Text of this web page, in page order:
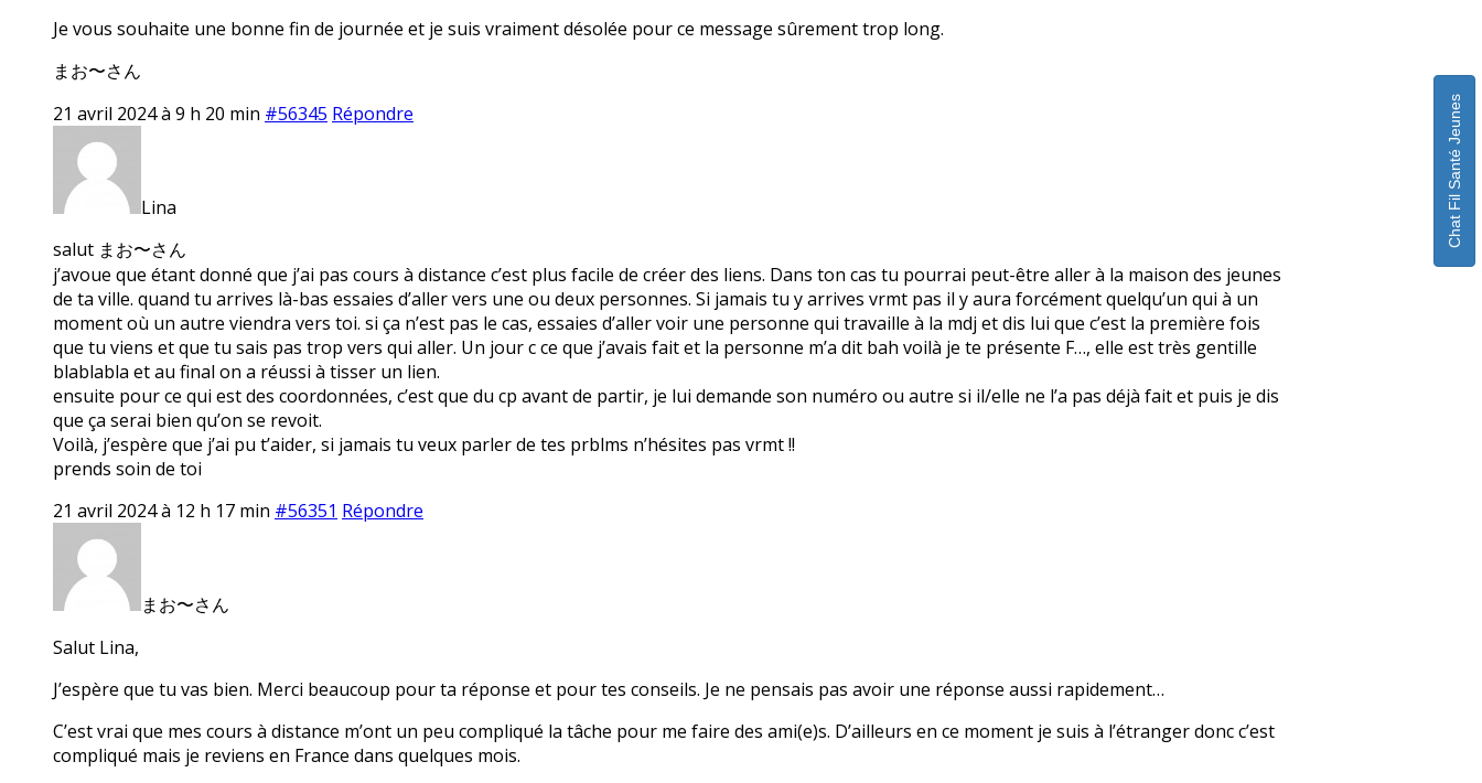
Je vous souhaite une bonne fin de journée et je suis vraiment désolée pour ce message sûrement trop long.
まお〜さん
21 avril 2024 à 9 h 20 min #56345 Répondre
Lina
salut まお〜さん
j’avoue que étant donné que j’ai pas cours à distance c’est plus facile de créer des liens. Dans ton cas tu pourrai peut-être aller à la maison des jeunes
de ta ville. quand tu arrives là-bas essaies d’aller vers une ou deux personnes. Si jamais tu y arrives vrmt pas il y aura forcément quelqu’un qui à un
moment où un autre viendra vers toi. si ça n’est pas le cas, essaies d’aller voir une personne qui travaille à la mdj et dis lui que c’est la première fois
que tu viens et que tu sais pas trop vers qui aller. Un jour c ce que j’avais fait et la personne m’a dit bah voilà je te présente F…, elle est très gentille
blablabla et au final on a réussi à tisser un lien.
ensuite pour ce qui est des coordonnées, c’est que du cp avant de partir, je lui demande son numéro ou autre si il/elle ne l’a pas déjà fait et puis je dis
que ça serai bien qu’on se revoit.
Voilà, j’espère que j’ai pu t’aider, si jamais tu veux parler de tes prblms n’hésites pas vrmt !!
prends soin de toi
21 avril 2024 à 12 h 17 min #56351 Répondre
まお〜さん
Salut Lina,
J’espère que tu vas bien. Merci beaucoup pour ta réponse et pour tes conseils. Je ne pensais pas avoir une réponse aussi rapidement…
C’est vrai que mes cours à distance m’ont un peu compliqué la tâche pour me faire des ami(e)s. D’ailleurs en ce moment je suis à l’étranger donc c’est
compliqué mais je reviens en France dans quelques mois.
Chat Fil Santé Jeunes